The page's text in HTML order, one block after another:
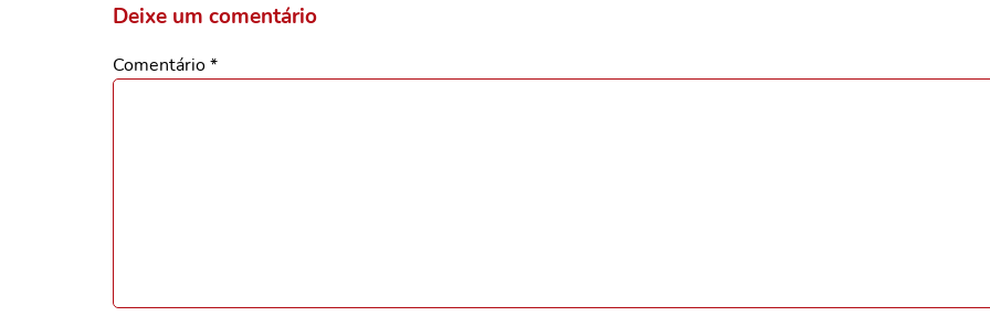
Deixe um comentário
Comentário*